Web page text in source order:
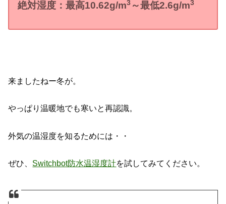
絶対湿度：最高10.62g/m3 ～最低2.6g/m3
来ましたねー冬が。
やっぱり温暖地でも寒いと再認識。
外気の温湿度を知るためには・・
ぜひ、 Switchbot防水温湿度計を試してみてください。